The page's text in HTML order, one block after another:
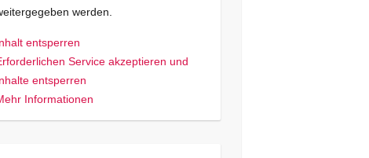
werden.
entsperren
Service akzeptieren und
entsperren
Informationen